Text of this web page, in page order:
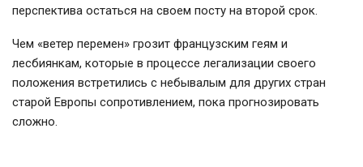
перспектива остаться на своем посту на второй срок.
Чем «ветер перемен» грозит французским геям и
лесбиянкам, которые в процессе легализации своего
положения встретились с небывалым для других стран
старой Европы сопротивлением, пока прогнозировать
сложно.